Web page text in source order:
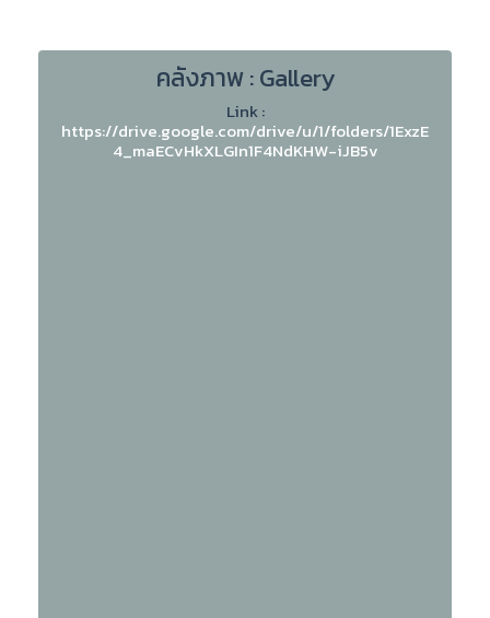
คลังภาพ : Gallery
Link :
https://drive.google.com/drive/u/1/folders/1ExzE
4_maECvHkXLGIn1F4NdKHW-iJB5v